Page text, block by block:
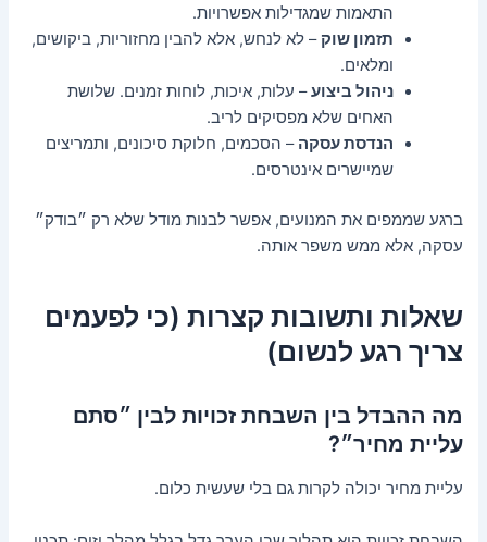
התאמות שמגדילות אפשרויות.
תזמון שוק – לא לנחש, אלא להבין מחזוריות, ביקושים,
ומלאים.
ניהול ביצוע– עלות, איכות, לוחות זמנים. שלושת
האחים שלא מפסיקים לריב.
הנדסת עסקה – הסכמים, חלוקת סיכונים, ותמריצים
שמיישרים אינטרסים.
ברגע שממפים את המנועים, אפשר לבנות מודל שלא רק ״בודק״
עסקה, אלא ממש משפר אותה.
שאלות ותשובות קצרות (כי לפעמים
צריך רגע לנשום)
מה ההבדל בין השבחת זכויות לבין ״סתם
עליית מחיר״?
עליית מחיר יכולה לקרות גם בלי שעשית כלום.